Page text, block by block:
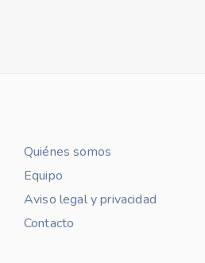
Quiénes somos
Equipo
Aviso legal y privacidad
Contacto